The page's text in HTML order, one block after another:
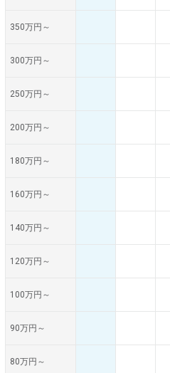
350万円～
300万円～
250万円～
200万円～
180万円～
160万円～
140万円～
120万円～
100万円～
90万円～
80万円～